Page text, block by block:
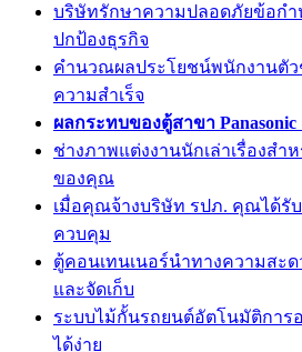
บริษัทรักษาความปลอดภัยข้อกำ
ปกป้องธุรกิจ
คำนวณผลประโยชน์พนักงานตั
ความสำเร็จ
ผลกระทบของตู้สาขา
ช่างภาพแต่งงานนักเล่าเรื่องส
ของคุณ
เมื่อคุณจ้างบริษัท รปภ. คุณได้รั
ควบคุม
ตู้คอนเทนเนอร์นำทางความสะ
และจัดเก็บ
ระบบไม้กั้นรถยนต์อัตโนมัติกา
ได้ง่าย